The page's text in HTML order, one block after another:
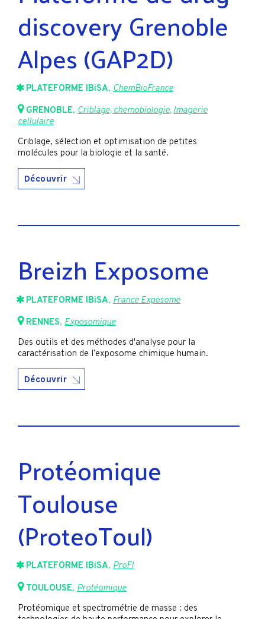
discovery Grenoble
Alpes (GAP2D)
PLATEFORME IBiSA, ChemBioFrance
GRENOBLE, Criblage, chemobiologie,Imagerie
cellulaire
Criblage, sélection et optimisation de petites
molécules pour la biologie et la santé.
Découvrir
Breizh Exposome
PLATEFORME IBiSA, France Exposome
RENNES, Exposomique
Des outils et des méthodes d'analyse pour la
caractérisation de l’exposome chimique humain.
Découvrir
Protéomique
Toulouse
(ProteoToul)
PLATEFORME IBiSA, ProFI
TOULOUSE, Protéomique
Protéomique et spectrométrie de masse : des